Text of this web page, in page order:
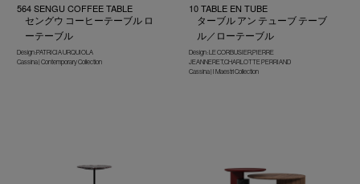
564 SENGU COFFEE TABLE
セングウ コーヒーテーブル ロ
ーテーブル
Design :PATRICIA URQUIOLA
Cassina | Contemporary Collection
10 TABLE EN TUBE
ターブル アン テューブ テーブ
ル／ローテーブル
Design : LE CORBUSIER,PIERRE
JEANNERET,CHARLOTTE PERRIAND
Cassina | I Maestri Collection